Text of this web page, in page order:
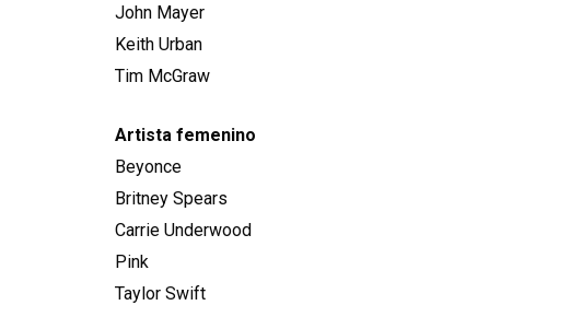
John Mayer
Keith Urban
Tim McGraw
Artista femenino
Beyonce
Britney Spears
Carrie Underwood
Pink
Taylor Swift